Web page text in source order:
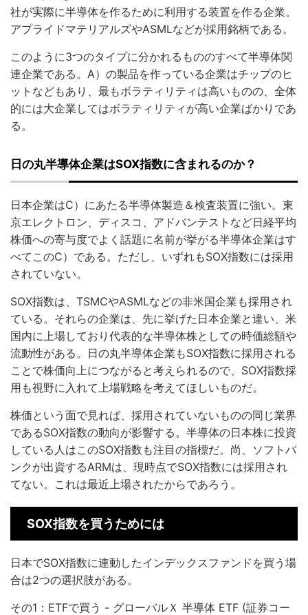
社が実際に半導体を作るために利用する装置を作る企業。
アプライドマテリアルズやASMLなどが採用銘柄である。
このように3つのタイプに分かれるもののすべて半導体関
連企業である。A）の製品を作っている企業はチップのヒ
ットなどもあり、最もボラティリティは高いものの、全体
的には大企業してはボラティリティが高い企業ばかりであ
る。
日の丸半導体企業はSOX指数に含まれるのか？
日本企業はC）にあたる半導体製造＆検査装置に強い。東
京エレクトロン、ディスコ、アドバンテストなど日経平均
株価への寄与度でよく話題に名前が挙がる半導体企業はす
べてこのC）である。ただし、いずれもSOX指数には採用
されていない。
SOX指数は、TSMCやASMLなどの非米国企業も採用され
ている。それらの企業は、先に挙げた日本企業と違い、米
国内に上場しており代表的な半導体株としての時価総額や
流動性がある。日の丸半導体企業もSOX指数に採用される
ことで株価向上につながると考えられるので、SOX指数採
用も視野に入れて上場戦略を考えてほしいものだ。
株価という面で見れば、採用されていないものの同じ業界
であるSOX指数の動向が影響する。半導体の日本株に投資
している人はこのSOX指数も注目の指標だ。尚、ソフトバ
ンクが出資するARMは、現時点でSOX指数には採用され
てない。これは最近上場されたからであろう。
SOX指数を買うためには
日本でSOX指数に連動したインデックスファンドを買う場
合は2つの選択肢がある。
その1：ETFで買う - グローバルＸ 半導体 ETF (証券コー